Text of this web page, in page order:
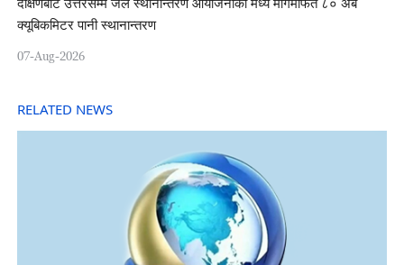
क्यूबिकमिटर पानी स्थानान्तरण
07-Aug-2026
RELATED NEWS